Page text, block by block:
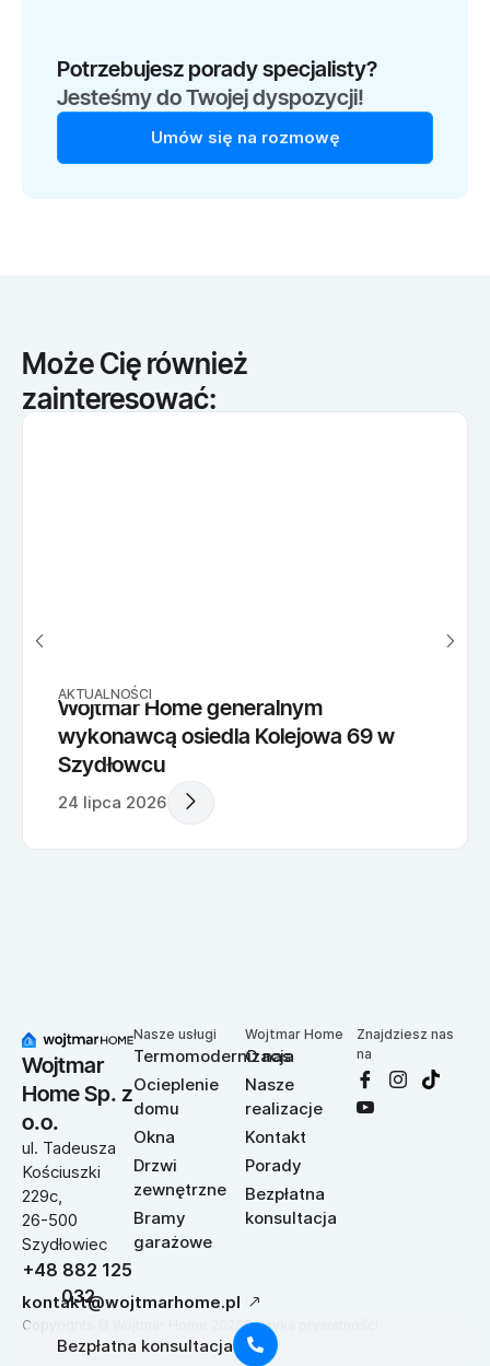
Potrzebujesz porady specjalisty?
Jesteśmy do Twojej dyspozycji!
Umów się na rozmowę
Może Cię również
zainteresować:
AKTUALNOŚCI
Wojtmar Home generalnym
wykonawcą osiedla Kolejowa 69 w
Szydłowcu
24 lipca 2026
Wojtmar
Home Sp. z
o.o.
ul. Tadeusza
Kościuszki
229c,
26-500
Szydłowiec
+48 882 125
032
kontakt@wojtmarhome.pl
Nasze usługi
Termomodernizacja
Ocieplenie
domu
Okna
Drzwi
zewnętrzne
Bramy
garażowe
Wojtmar Home
O nas
Nasze
realizacje
Kontakt
Porady
Bezpłatna
konsultacja
Znajdziesz nas
na
Copyrights © Wojtmar Home 2026Polityka prywatności
Bezpłatna konsultacja